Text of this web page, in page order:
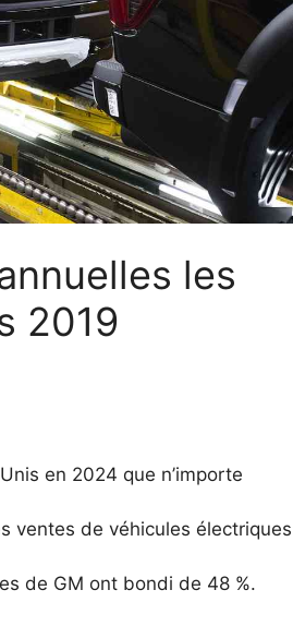
les
2019
en 2024 que n’importe
ventes de véhicules électriques
de GM ont bondi de 48 %.